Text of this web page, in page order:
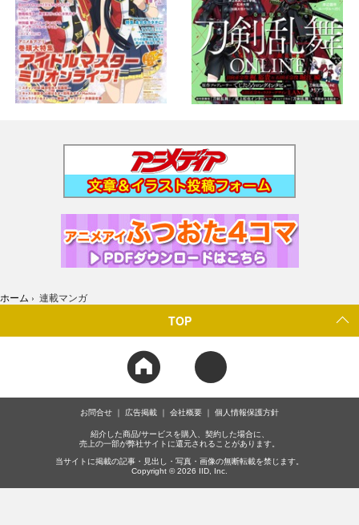
ホーム › 連載マンガ
TOP
お問合せ 広告掲載 会社概要 個人情報保護方針
紹介した商品/サービスを購入、契約した場合に、
売上の一部が弊社サイトに還元されることがあります。
当サイトに掲載の記事・見出し・写真・画像の無断転載を禁じます。
Copyright © 2026 IID, Inc.